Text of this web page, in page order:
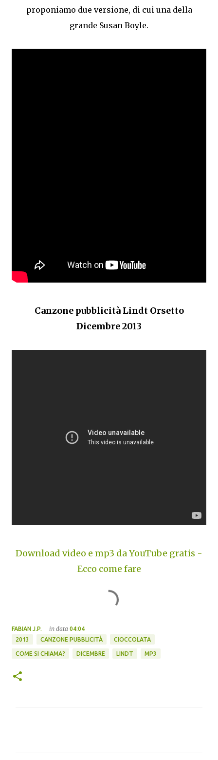
proponiamo due versione, di cui una della
grande Susan Boyle.
Canzone pubblicità Lindt Orsetto
Dicembre 2013
Download video e mp3 da YouTube gratis -
Ecco come fare
FABIAN J.P. in data 04:04
2013
CANZONE PUBBLICITÀ CIOCCOLATA
COME SI CHIAMA? DICEMBRE LINDT MP3